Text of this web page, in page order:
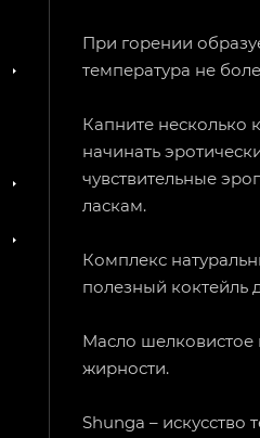
При горении
температура не
Капните несколько
начинать
чувствительные
ласкам.
Комплекс
полезный коктейль
Масло шелковистое
жирности.
Shunga – искусство